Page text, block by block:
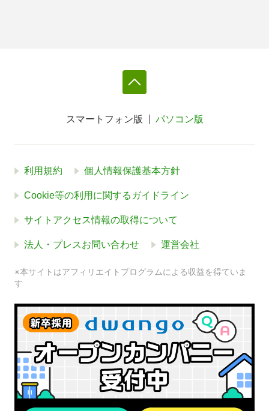
スマートフォン版 パソコン版
利用規約 個人情報保護基本方針
Cookie等の利用に関するガイドライン
サイトアクセス情報の取得について
法人・プレスお問い合わせ 運営会社
※本サイトはアフィリエイトプログラムによる収益を得ていま
す